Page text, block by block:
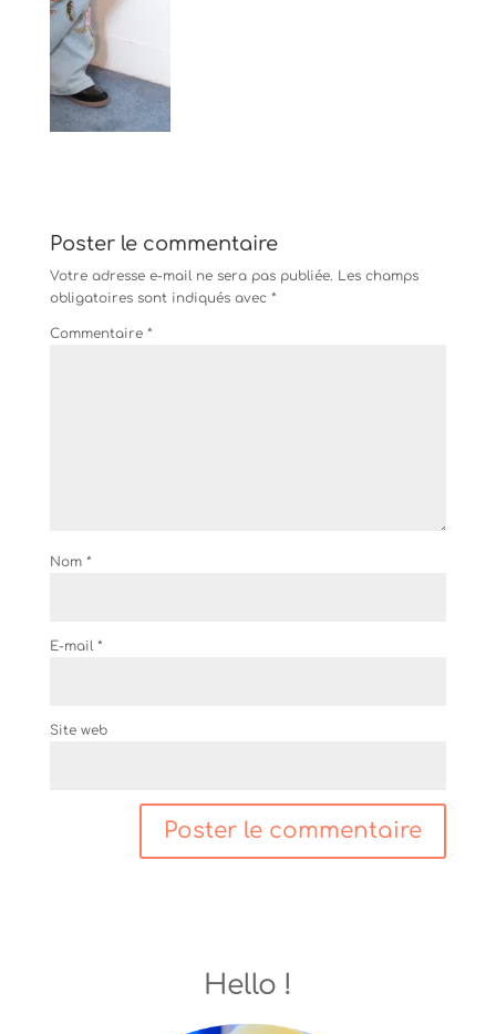
Poster le commentaire
Votre adresse e-mail ne sera pas publiée. Les champs
obligatoires sont indiqués avec *
Commentaire *
Nom *
E-mail *
Site web
Hello !